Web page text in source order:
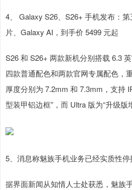
4、 Galaxy S26、S26+ 手机发布：
片、Galaxy AI，到手价 5499 元起
S26 和 S26+ 两款新机分别搭载 6.3
四款普通配色和两款官网专属配色，
厚度分别为 7.2mm 和 7.3mm，支持
型装甲铝边框”，而 Ultra 版为“升级版
5、消息称魅族手机业务已经实质性
据界面新闻从知情人士处获悉，魅族